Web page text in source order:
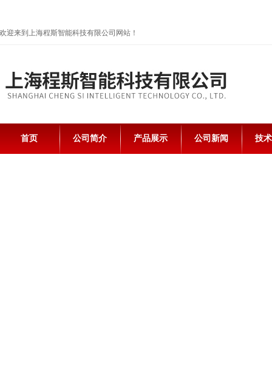
欢迎来到上海程斯智能科技有限公司网站！
首页 公司简介 产品展示 公司新闻 技